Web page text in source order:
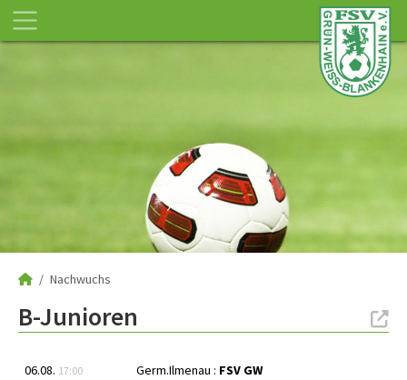
Nachwuchs
B-Junioren
06.08. 17:00 Germ.Ilmenau : FSV GW